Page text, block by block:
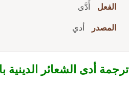
الفعل أَدَّى
المصدر أدي
ترجمة أدى الشعائر الدينية